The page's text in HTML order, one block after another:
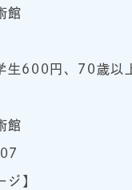
館
生600円、70歳以
館
ジ】